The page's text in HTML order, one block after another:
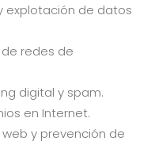
explotación de datos
redes de
digital y spam.
en Internet.
y prevención de